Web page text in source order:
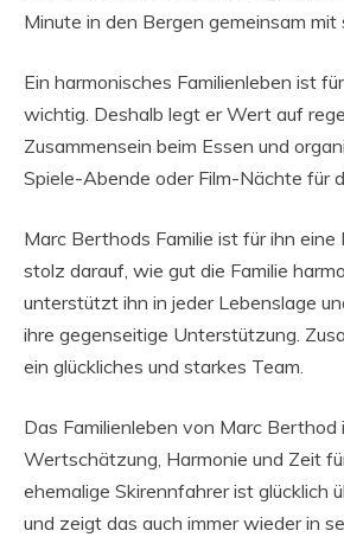
Minute in den Bergen gemeinsam mit
Ein harmonisches Familienleben ist
wichtig. Deshalb legt er Wert auf
Zusammensein beim Essen und
Spiele-Abende oder Film-Nächte für
Marc Berthods Familie ist für ihn eine
stolz darauf, wie gut die Familie
unterstützt ihn in jeder Lebenslage
ihre gegenseitige Unterstützung.
ein glückliches und starkes Team.
Das Familienleben von Marc
Wertschätzung, Harmonie und Zeit
ehemalige Skirennfahrer ist glücklich
und zeigt das auch immer wieder in